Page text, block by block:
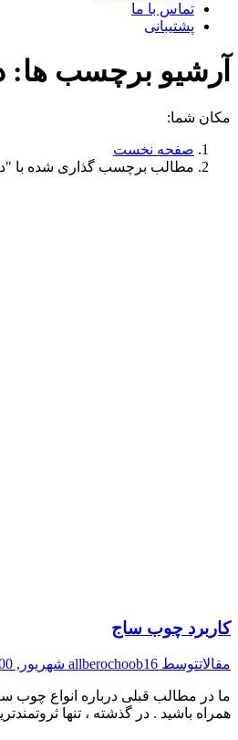
تماس با ما
پشتیبانی
آرشیو برچسب ها:
مکان شما:
صفحه نخست
مطالب برچسب گذاری شده با
کاربرد چوب ساج
مقالاتتوسط allberochoob16 شهریور, 1400
ما در مطالب قبلی درباره انواع
همراه باشید . در گذشته ، تنها